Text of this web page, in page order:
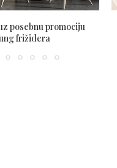
posebnu promociju
frižidera